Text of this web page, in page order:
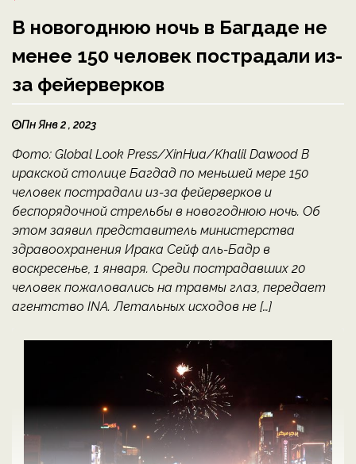
В новогоднюю ночь в Багдаде не
менее 150 человек пострадали из-
за фейерверков
Пн Янв 2 , 2023
Фото: Global Look Press/XinHua/Khalil Dawood В
иракской столице Багдад по меньшей мере 150
человек пострадали из-за фейерверков и
беспорядочной стрельбы в новогоднюю ночь. Об
этом заявил представитель министерства
здравоохранения Ирака Сейф аль-Бадр в
воскресенье, 1 января. Среди пострадавших 20
человек пожаловались на травмы глаз, передает
агентство INA. Летальных исходов не […]